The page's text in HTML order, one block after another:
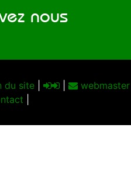
nous
du site|
webmaster